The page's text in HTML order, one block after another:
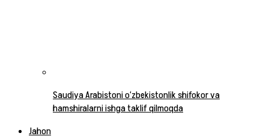
Saudiya Arabistoni o‘zbekistonlik shifokor va
hamshiralarni ishga taklif qilmoqda
Jahon